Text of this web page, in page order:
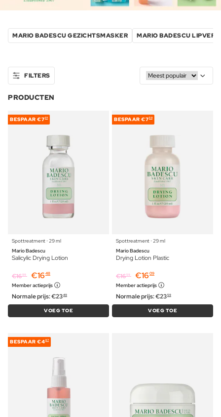
MARIO BADESCU GEZICHTSMASKER MARIO BADESCU
FILTERS
PRODUCTEN
BESPAAR €701
Spottreatment ⋅ 29 ml
Mario Badescu
Salicylic Drying Lotion
€1699 €1648
Member actieprijs
Normale prijs:€2349
VOEG TOE
BESPAAR €750
Spottreatment ⋅ 29 ml
Mario Badescu
Drying Lotion Plastic
€1659 €1609
Member actieprijs
Normale prijs:€2359
VOEG TOE
BESPAAR €487